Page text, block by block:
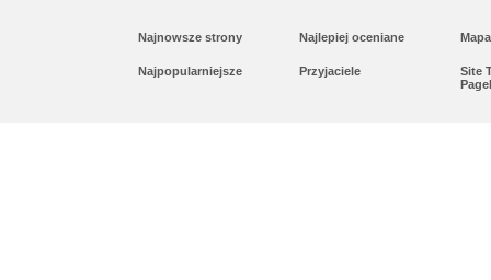
Najnowsze strony Najlepiej oceniane
Najpopularniejsze Przyjaciele
Site